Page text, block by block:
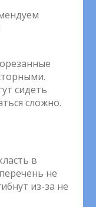
сидеть
сложно.
в
не
из-за не